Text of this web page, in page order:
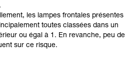
les lampes frontales présentes
toutes classées dans un
ou égal à 1. En revanche, peu de
sur ce risque.